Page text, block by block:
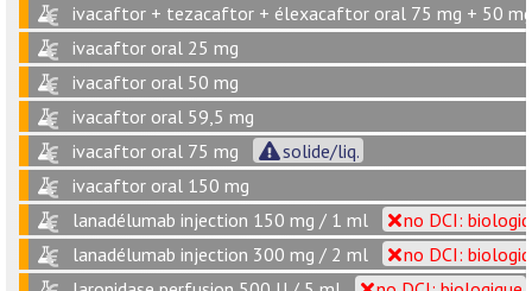
ivacaftor + tezacaftor + élexacaftor oral 75 mg + 50
ivacaftor oral 25 mg
ivacaftor oral 50 mg
ivacaftor oral 59,5 mg
ivacaftor oral 75 mg
solide/liq.
ivacaftor oral 150 mg
lanadélumab injection 150 mg / 1 ml
no DCI:
lanadélumab injection 300 mg / 2 ml
no DCI: